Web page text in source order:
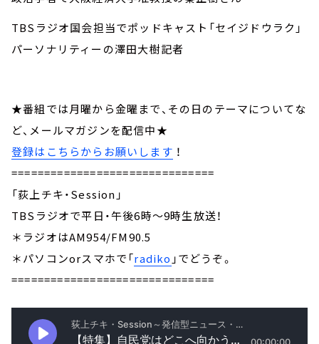
TBSラジオ国会担当でポッドキャスト「セイジドウラク」
パーソナリティーの澤田大樹記者
★番組では月曜から金曜まで、その日のテーマについてな
ど、メールマガジンを配信中★
登録はこちらからお願いします ！
===============================
「荻上チキ・Session」
TBSラジオで平日・午後6時～9時生放送！
＊ラジオはAM954/FM90.5
＊パソコンorスマホで「radiko 」でどうぞ。
===============================